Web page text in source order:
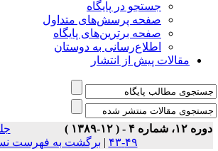
جستجو در پایگاه
صفحه پرسش‌های متداول
صفحه برترین‌های پایگاه
اطلاع‌رسانی به دوستان
مقالات پیش از انتشار
۱۲، شماره ۴ - ( ۱۲-۱۳۸۹ )
۴۹-۴۳
|برگشت به فهرست